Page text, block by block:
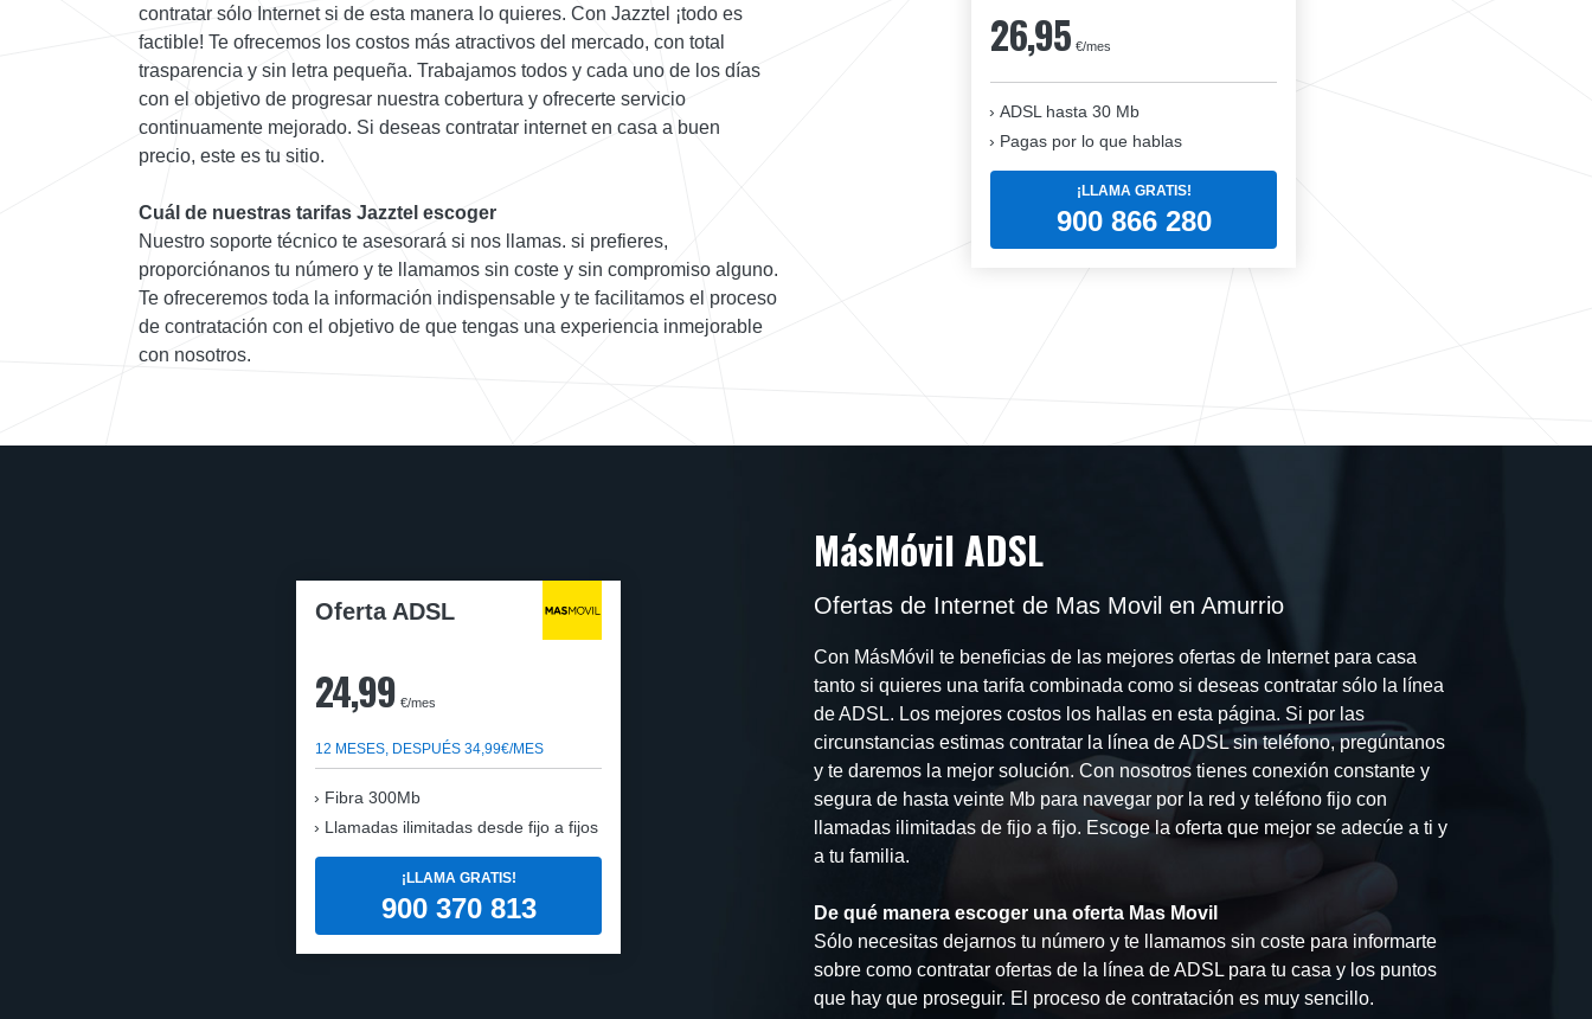
26,95 €/mes
ADSL hasta 30 Mb
Pagas por lo que hablas
¡LLAMA GRATIS!
900 866 280
contratar sólo Internet si de esta manera lo quieres. Con Jazztel ¡todo es
factible! Te ofrecemos los costos más atractivos del mercado, con total
trasparencia y sin letra pequeña. Trabajamos todos y cada uno de los días
con el objetivo de progresar nuestra cobertura y ofrecerte servicio
continuamente mejorado. Si deseas contratar internet en casa a buen
precio, este es tu sitio.
Cuál de nuestras tarifas Jazztel escoger
Nuestro soporte técnico te asesorará si nos llamas. si prefieres,
proporciónanos tu número y te llamamos sin coste y sin compromiso alguno.
Te ofreceremos toda la información indispensable y te facilitamos el proceso
de contratación con el objetivo de que tengas una experiencia inmejorable
con nosotros.
Oferta ADSL
24,99 €/mes
12 MESES, DESPUÉS 34,99€/MES
Fibra 300Mb
Llamadas ilimitadas desde fijo a fijos
¡LLAMA GRATIS!
900 370 813
MásMóvil ADSL
Ofertas de Internet de Mas Movil en Amurrio
Con MásMóvil te beneficias de las mejores ofertas de Internet para casa
tanto si quieres una tarifa combinada como si deseas contratar sólo la línea
de ADSL. Los mejores costos los hallas en esta página. Si por las
circunstancias estimas contratar la línea de ADSL sin teléfono, pregúntanos
y te daremos la mejor solución. Con nosotros tienes conexión constante y
segura de hasta veinte Mb para navegar por la red y teléfono fijo con
llamadas ilimitadas de fijo a fijo. Escoge la oferta que mejor se adecúe a ti y
a tu familia.
De qué manera escoger una oferta Mas Movil
Sólo necesitas dejarnos tu número y te llamamos sin coste para informarte
sobre como contratar ofertas de la línea de ADSL para tu casa y los puntos
que hay que proseguir. El proceso de contratación es muy sencillo.